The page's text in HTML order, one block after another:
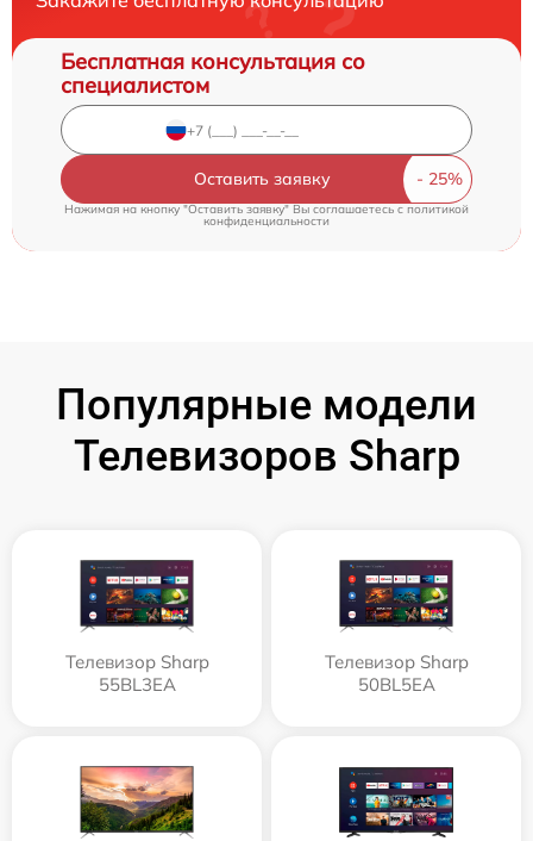
Бесплатная консультация со
специалистом
Оставить заявку
Нажимая на кнопку "Оставить заявку" Вы соглашаетесь c политикой
конфиденциальности
Популярные модели
Телевизоров Sharp
Телевизор Sharp
55BL3EA
Телевизор Sharp
50BL5EA